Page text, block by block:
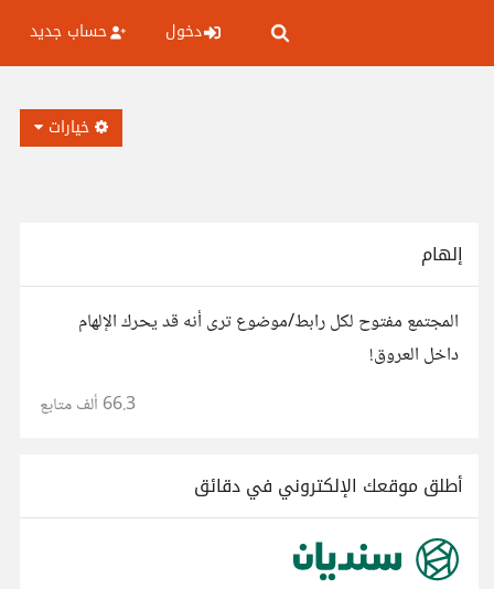
دخول حساب جديد
خيارات
إلهام
المجتمع مفتوح لكل رابط/موضوع ترى أنه قد يحرك الإلهام
داخل العروق!
66.3 ألف متابع
أطلق موقعك الإلكتروني في دقائق